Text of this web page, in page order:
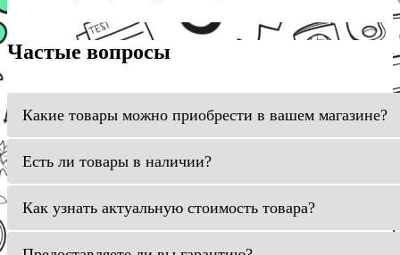
Частые вопросы
Какие товары можно приобрести в вашем магазине?
Есть ли товары в наличии?
Как узнать актуальную стоимость товара?